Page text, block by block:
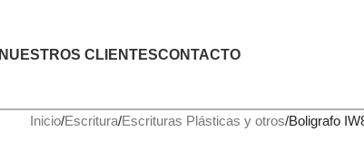
NUESTROS CLIENTESCONTACTO
Inicio Escritura Escrituras Plásticas y otros Boligrafo